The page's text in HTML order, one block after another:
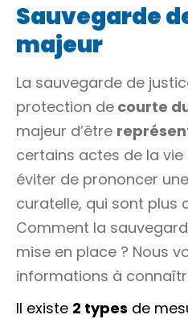
Sauvegarde
majeur
La sauvegarde de
protection de courte
majeur d’être
certains actes de la vie
éviter de prononcer
curatelle, qui sont plus
Comment la
mise en place ? Nous
informations à
Il existe 2 types de